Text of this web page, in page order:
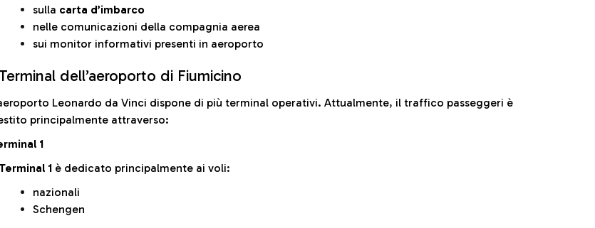
sulla carta d’imbarco
nelle comunicazioni della compagnia aerea
sui monitor informativi presenti in aeroporto
dell’aeroporto di Fiumicino
Leonardo da Vinci dispone di più terminal operativi. Attualmente, il traffico passeggeri è
principalmente attraverso:
1
1 è dedicato principalmente ai voli:
nazionali
Schengen